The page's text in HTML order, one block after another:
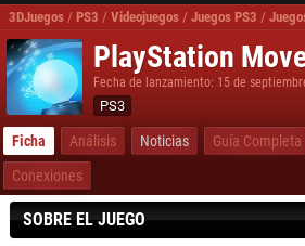
3DJuegos / PS3 / Videojuegos / Juegos PS3 /
PlayStation
Fecha de lanzamiento: 15 de
PS3
Ficha Análisis Noticias Guía Completa
Conexiones
SOBRE EL JUEGO